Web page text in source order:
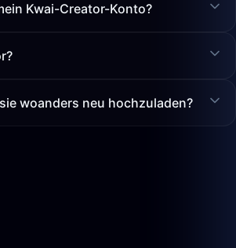
Kwai-Creator-Konto?
woanders neu hochzuladen?